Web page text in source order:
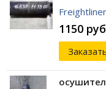
Freightliner
1150